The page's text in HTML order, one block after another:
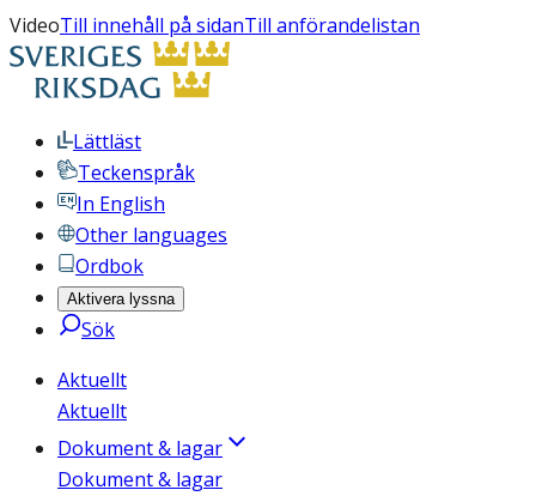
VideoTill innehåll på sidanTill anförandelistan
Lättläst
Teckenspråk
In English
Other languages
Ordbok
Aktivera lyssna
Sök
Aktuellt
Aktuellt
Dokument & lagar
Dokument & lagar